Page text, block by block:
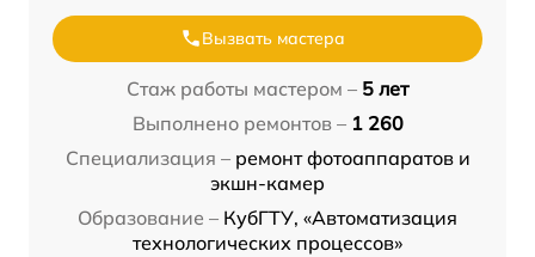
Вызвать мастера
Стаж работы мастером – 5 лет
Выполнено ремонтов – 1 260
Специализация – ремонт фотоаппаратов и
экшн-камер
Образование – КубГТУ, «Автоматизация
технологических процессов»